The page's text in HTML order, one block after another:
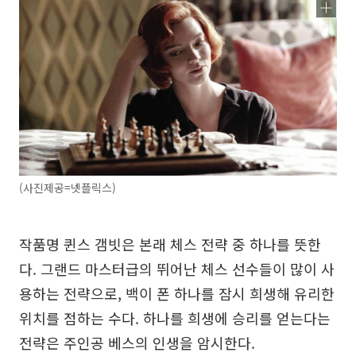
(사진제공=넷플릭스)
작품명 퀸스 갬빗은 본래 체스 전략 중 하나를 뜻한
다. 그랜드 마스터급의 뛰어난 체스 선수들이 많이 사
용하는 전략으로, 백이 폰 하나를 잠시 희생해 유리한
위치를 점하는 수다. 하나를 희생에 승리를 얻는다는
전략은 주인공 베스의 인생을 암시한다.